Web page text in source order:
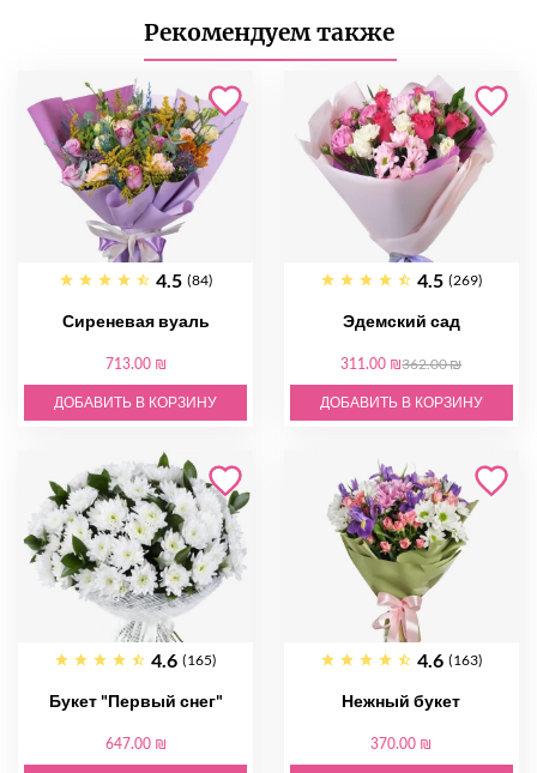
Рекомендуем также
4.5 (84)
Сиреневая вуаль
713.00 ₪
ДОБАВИТЬ В КОРЗИНУ
4.5 (269)
Эдемский сад
311.00 ₪362.00 ₪
ДОБАВИТЬ В КОРЗИНУ
4.6 (165)
Букет "Первый снег"
647.00 ₪
4.6 (163)
Нежный букет
370.00 ₪